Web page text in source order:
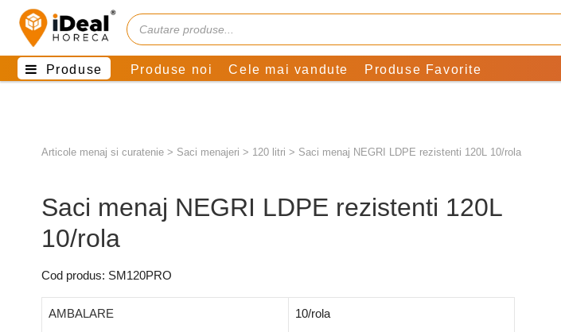
Produse Produse noi Cele mai vandute Produse Favorite
Articole menaj si curatenie > Saci menajeri > 120 litri > Saci menaj NEGRI LDPE rezistenti 120L 10/rola
Saci menaj NEGRI LDPE rezistenti 120L
10/rola
Cod produs: SM120PRO
AMBALARE 10/rola